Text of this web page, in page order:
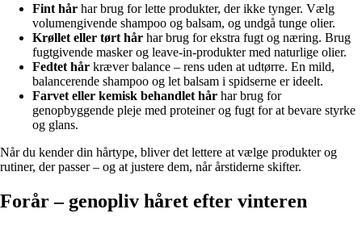
Fint hår har brug for lette produkter, der ikke tynger. Vælg
volumengivende shampoo og balsam, og undgå tunge olier.
Krøllet eller tørt hår har brug for ekstra fugt og næring. Brug
fugtgivende masker og leave-in-produkter med naturlige olier.
Fedtet hår kræver balance – rens uden at udtørre. En mild,
balancerende shampoo og let balsam i spidserne er ideelt.
Farvet eller kemisk behandlet hår har brug for
genopbyggende pleje med proteiner og fugt for at bevare styrke
og glans.
Når du kender din hårtype, bliver det lettere at vælge produkter og
rutiner, der passer – og at justere dem, når årstiderne skifter.
Forår – genopliv håret efter vinteren